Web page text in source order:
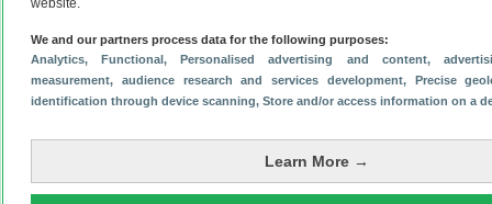
website.
We and our partners process data for the following purposes:
Analytics, Functional, Personalised advertising and content,
measurement, audience research and services development, Precise
identification through device scanning, Store and/or access information on a
Learn More →
1 augustus 2022
Software